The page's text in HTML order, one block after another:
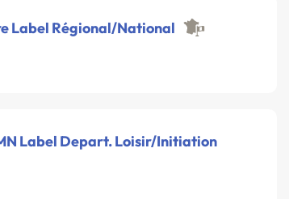
Label Régional/National
Label Depart. Loisir/Initiation